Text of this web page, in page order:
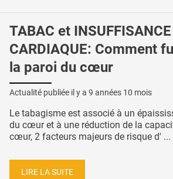
TABAC et INSUFFISANCE
CARDIAQUE: Comment
la paroi du cœur
Actualité publiée il y a 9 années 10 mois
Le tabagisme est associé à un
du cœur et à une réduction de la
cœur, 2 facteurs majeurs de risque d' ...
LIRE LA SUITE